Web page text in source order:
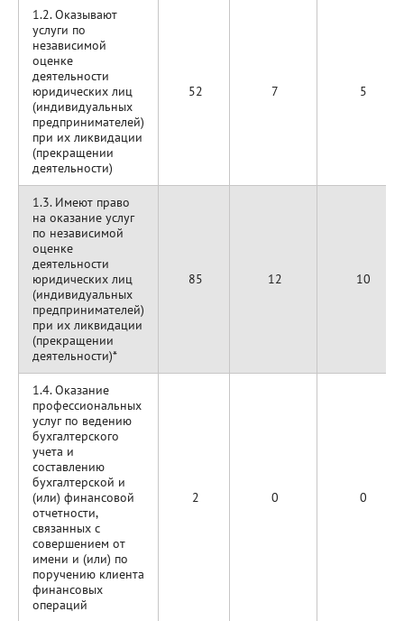
1.2. Оказывают
услуги по
независимой
оценке
деятельности
юридических лиц
(индивидуальных
предпринимателей)
при их ликвидации
(прекращении
деятельности)
52 7 5
1.3. Имеют право
на оказание услуг
по независимой
оценке
деятельности
юридических лиц
(индивидуальных
предпринимателей)
при их ликвидации
(прекращении
деятельности)*
85 12 10
1.4. Оказание
профессиональных
услуг по ведению
бухгалтерского
учета и
составлению
бухгалтерской и
(или) финансовой
отчетности,
связанных с
совершением от
имени и (или) по
поручению клиента
финансовых
операций
2 0 0